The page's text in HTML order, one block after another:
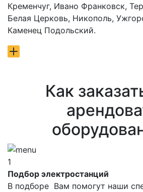
Кременчуг, Ивано Франковск,
Белая Церковь, Никополь,
Каменец Подольский.
Как
1
Подбор электростанций
В подборе Вам помогут наши